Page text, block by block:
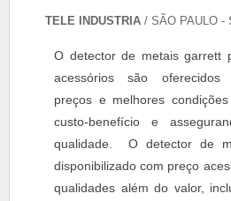
TELE INDUSTRIA / SÃO PAULO -
O detector de metais garrett
acessórios são oferecidos
preços e melhores
custo-benefício e
qualidade. O detector de
disponibilizado com preço
qualidades além do valor,